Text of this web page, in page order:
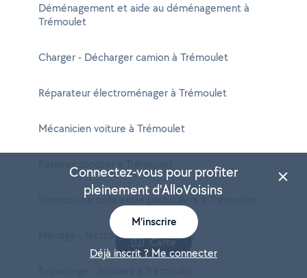
Déménagement et aide au déménagement à
Trémoulet
Charger - Décharger camion à Trémoulet
Réparateur électroménager à Trémoulet
Mécanicien voiture à Trémoulet
Réparer scooter à Trémoulet
Livraison de colis entre particuliers à Trémoulet
Ménage - Nettoyage à Trémoulet
Carte
Connectez-vous pour profiter
pleinement d'AlloVoisins
M'inscrire
Déjà inscrit ? Me connecter